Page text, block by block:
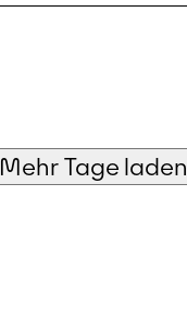
Mehr Tage laden